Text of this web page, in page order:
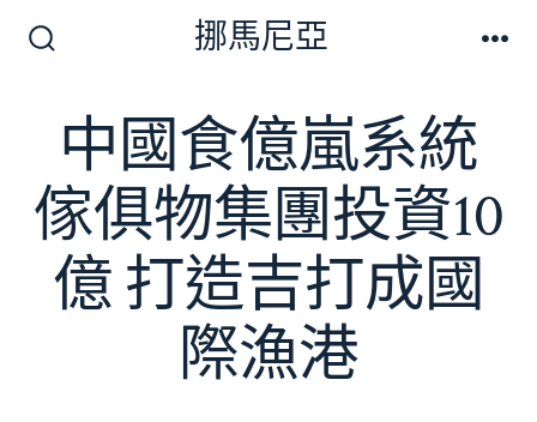
開
關
挪馬尼亞
中國食億嵐系統
傢俱物集團投資10
億 打造吉打成國
際漁港